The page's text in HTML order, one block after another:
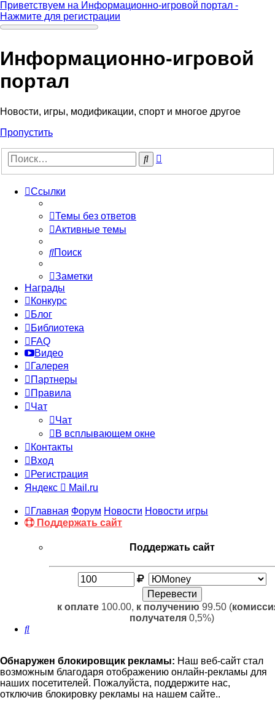
Приветствуем на Информационно-игровой портал -
Нажмите для регистрации
Информационно-игровой
портал
Новости, игры, модификации, спорт и многое другое
Пропустить
Поиск
Ссылки
Темы без ответов
Активные темы
Поиск
Заметки
Награды
Конкурс
Блог
Библиотека
FAQ
Видео
Галерея
Партнеры
Правила
Чат
Чат
В всплывающем окне
Контакты
Вход
Регистрация
Яндекс
Mail.ru
Главная Форум Новости Новости игры
Поддержать сайт
Поддержать сайт
к оплате100.00, к получению 99.50 (
получателя 0,5%)
Поиск
Обнаружен блокировщик рекламы: Наш веб-сайт стал
возможным благодаря отображению онлайн-рекламы для
наших посетителей. Пожалуйста, поддержите нас,
отключив блокировку рекламы на нашем сайте..